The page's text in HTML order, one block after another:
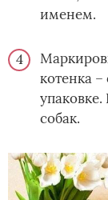
именем.
котенка
собак.